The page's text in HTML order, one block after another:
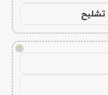
تشليح
!